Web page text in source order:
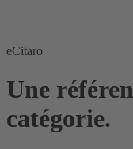
eCitaro
Une
catégorie.